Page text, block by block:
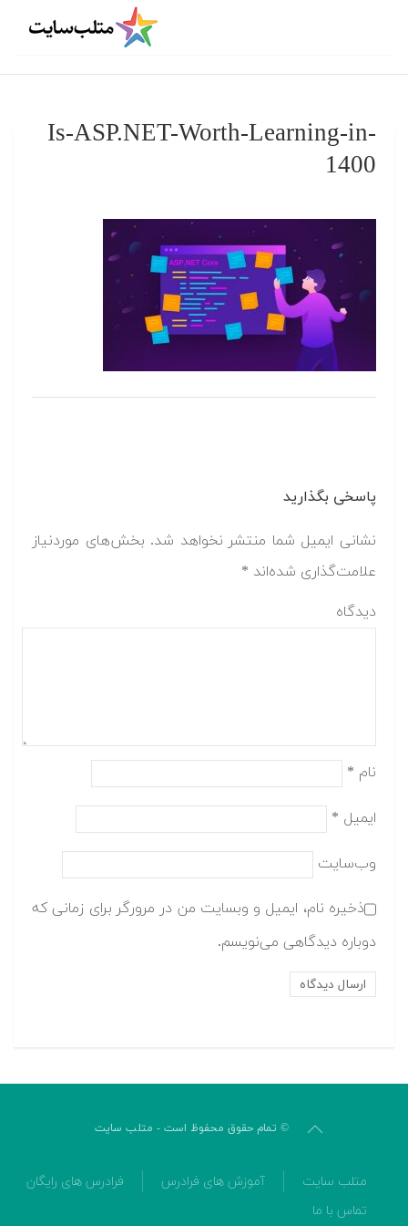
Is-ASP.NET-Worth-Learning-in-
1400
پاسخی بگذارید
نشانی ایمیل شما منتشر نخواهد شد. بخش‌های موردنیاز
علامت‌گذاری شده‌اند *
دیدگاه
نام *
ایمیل *
وب‌سایت
ذخیره نام، ایمیل و وبسایت من در مرورگر برای زمانی که
دوباره دیدگاهی می‌نویسم.
© تمام حقوق محفوظ است - متلب سایت
متلب سایت آموزش های فرادرس
فرادرس های رایگان
تماس با ما